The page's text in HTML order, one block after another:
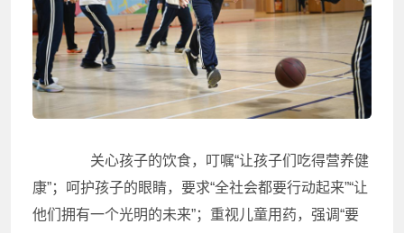
关心孩子的饮食，叮嘱“让孩子们吃得营养健
康”；呵护孩子的眼睛，要求“全社会都要行动起来”“让
他们拥有一个光明的未来”；重视儿童用药，强调“要